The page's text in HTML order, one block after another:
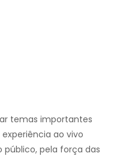
temas importantes
ao vivo
pela força das